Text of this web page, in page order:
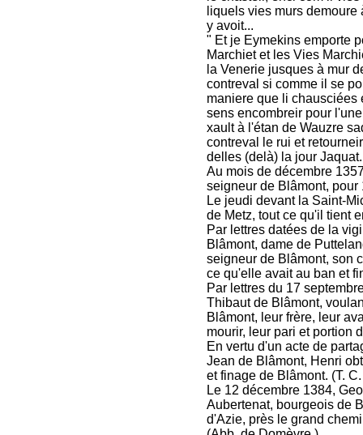
liquels vies murs
y avoit...
" Et je Eymekins emporte
Marchiet et les Vies
la Venerie jusques à mur
contreval si comme il se
maniere que li chausciées
sens encombreir pour
xault à l'étan de Wauzre
contreval le rui et
delles (delà) la jour
Au mois de décembre
seigneur de Blâmont,
Le jeudi devant la Saint-
de Metz, tout ce qu'il tient
Par lettres datées de la
Blâmont, dame de
seigneur de Blâmont, son
ce qu'elle avait au ban et
Par lettres du 17
Thibaut de Blâmont,
Blâmont, leur frère, leur
mourir, leur pari et portion
En vertu d'un acte de
Jean de Blâmont, Henri
et finage de Blâmont. (T.
Le 12 décembre 1384,
Aubertenat, bourgeois de
d'Azie, près le grand